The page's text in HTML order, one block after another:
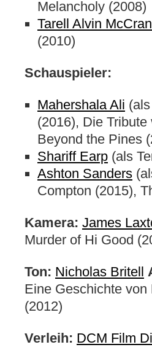
Melancholy (2008)
Tarell Alvin
(2010)
Schauspieler:
Mahershala Ali
(2016), Die
Beyond the Pines
Shariff Earp (als
Ashton Sanders
Compton (2015),
Kamera: James
Murder of Hi Good
Ton: Nicholas Britell
Eine Geschichte
(2012)
Verleih: DCM Film